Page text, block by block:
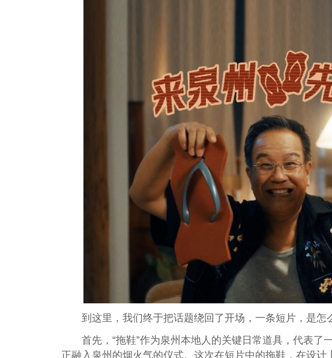
到这里，我们终于把话题绕回了开场，一条短片，是怎
首先，“拖鞋”作为泉州本地人的关键日常道具，代表
正融入泉州的烟火气的仪式。这次在短片中的拖鞋，在设